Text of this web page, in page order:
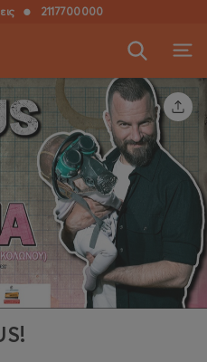
● 2117700000